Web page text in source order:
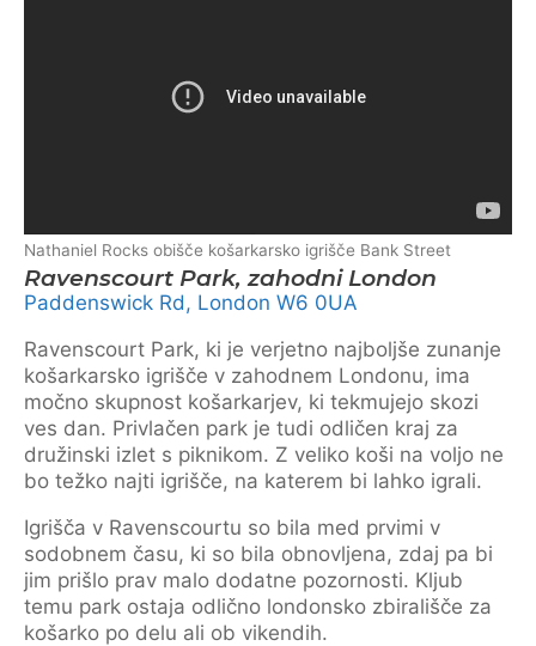
Nathaniel Rocks obišče košarkarsko igrišče Bank Street
Ravenscourt Park, zahodni London
Paddenswick Rd, London W6 0UA
Ravenscourt Park, ki je verjetno najboljše zunanje
košarkarsko igrišče v zahodnem Londonu, ima
močno skupnost košarkarjev, ki tekmujejo skozi
ves dan. Privlačen park je tudi odličen kraj za
družinski izlet s piknikom. Z veliko koši na voljo ne
bo težko najti igrišče, na katerem bi lahko igrali.
Igrišča v Ravenscourtu so bila med prvimi v
sodobnem času, ki so bila obnovljena, zdaj pa bi
jim prišlo prav malo dodatne pozornosti. Kljub
temu park ostaja odlično londonsko zbirališče za
košarko po delu ali ob vikendih.